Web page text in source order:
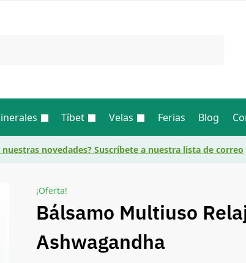
Tíbet Velas Ferias Blog
novedades? Suscríbete a nuestra lista de correo
¡Oferta!
Bálsamo Multiuso
Ashwagandha